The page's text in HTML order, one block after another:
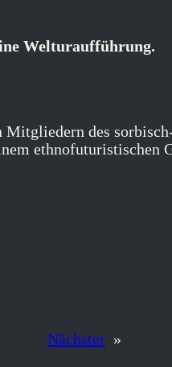
Welturaufführung.
des
ethnofuturistischen
Nächster »